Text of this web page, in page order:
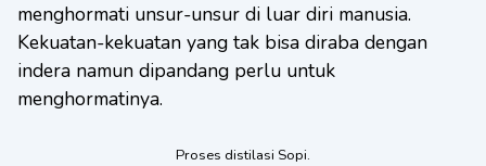
menghormati unsur-unsur di luar diri manusia.
Kekuatan-kekuatan yang tak bisa diraba dengan
indera namun dipandang perlu untuk
menghormatinya.
Proses distilasi Sopi.